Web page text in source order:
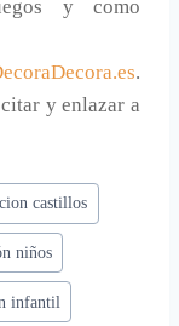
y como
.
y enlazar a
castillos
niños
infantil